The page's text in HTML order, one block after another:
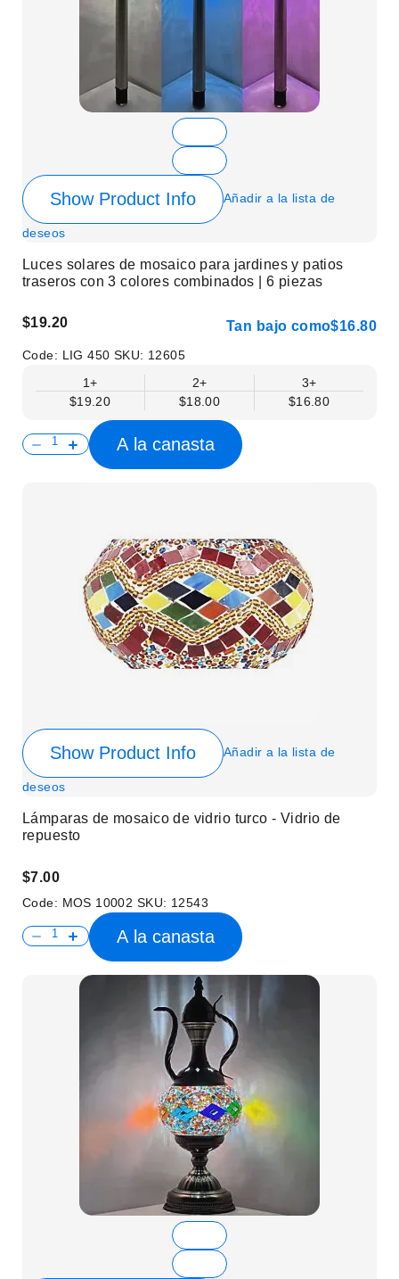
Show Product Info Añadir a la lista de
deseos
Luces solares de mosaico para jardines y patios
traseros con 3 colores combinados | 6 piezas
$19.20 Tan bajo como$16.80
Code: LIG 450 SKU: 12605
1+
$19.20
2+
$18.00
3+
$16.80
A la canasta
Show Product Info Añadir a la lista de
deseos
Lámparas de mosaico de vidrio turco - Vidrio de
repuesto
$7.00
Code: MOS 10002 SKU: 12543
A la canasta